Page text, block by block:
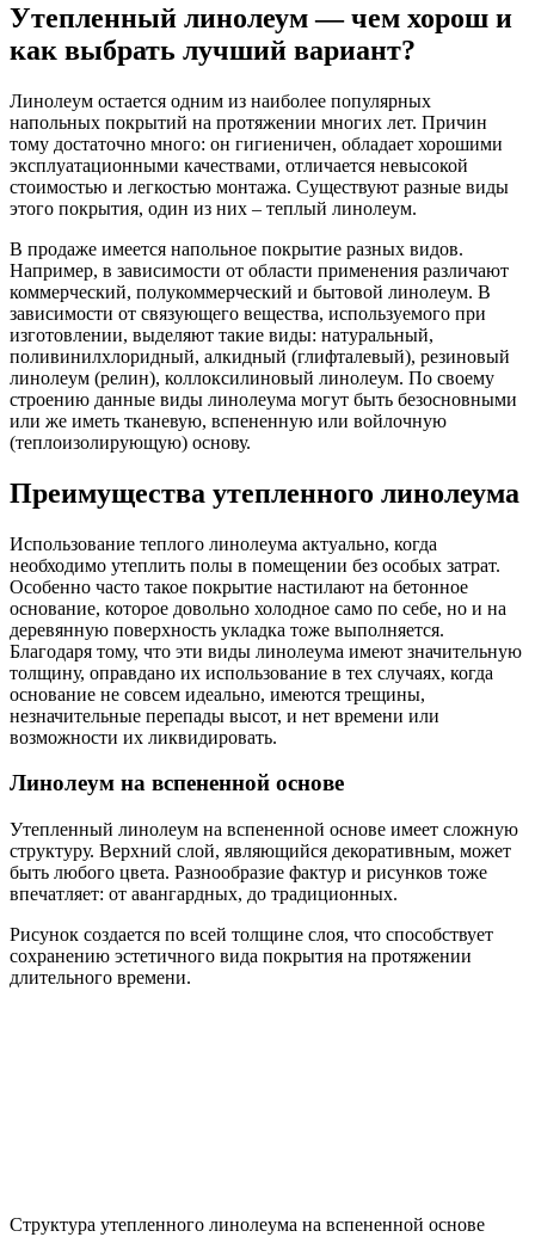
Утепленный линолеум — чем хорош и
как выбрать лучший вариант?
Линолеум остается одним из наиболее популярных
напольных покрытий на протяжении многих лет. Причин
тому достаточно много: он гигиеничен, обладает хорошими
эксплуатационными качествами, отличается невысокой
стоимостью и легкостью монтажа. Существуют разные виды
этого покрытия, один из них – теплый линолеум.
В продаже имеется напольное покрытие разных видов.
Например, в зависимости от области применения различают
коммерческий, полукоммерческий и бытовой линолеум. В
зависимости от связующего вещества, используемого при
изготовлении, выделяют такие виды: натуральный,
поливинилхлоридный, алкидный (глифталевый), резиновый
линолеум (релин), коллоксилиновый линолеум. По своему
строению данные виды линолеума могут быть безосновными
или же иметь тканевую, вспененную или войлочную
(теплоизолирующую) основу.
Преимущества утепленного линолеума
Использование теплого линолеума актуально, когда
необходимо утеплить полы в помещении без особых затрат.
Особенно часто такое покрытие настилают на бетонное
основание, которое довольно холодное само по себе, но и на
деревянную поверхность укладка тоже выполняется.
Благодаря тому, что эти виды линолеума имеют значительную
толщину, оправдано их использование в тех случаях, когда
основание не совсем идеально, имеются трещины,
незначительные перепады высот, и нет времени или
возможности их ликвидировать.
Линолеум на вспененной основе
Утепленный линолеум на вспененной основе имеет сложную
структуру. Верхний слой, являющийся декоративным, может
быть любого цвета. Разнообразие фактур и рисунков тоже
впечатляет: от авангардных, до традиционных.
Рисунок создается по всей толщине слоя, что способствует
сохранению эстетичного вида покрытия на протяжении
длительного времени.
Структура утепленного линолеума на вспененной основе